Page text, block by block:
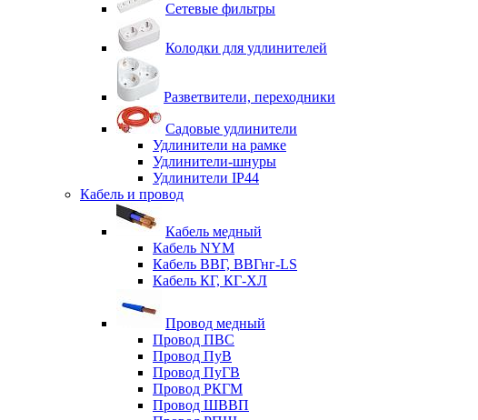
Сетевые фильтры
Колодки для удлинителей
Разветвители, переходники
Садовые удлинители
Удлинители на рамке
Удлинители-шнуры
Удлинители IP44
Кабель и провод
Кабель медный
Кабель NYM
Кабель ВВГ, ВВГнг-LS
Кабель КГ, КГ-ХЛ
Провод медный
Провод ПВС
Провод ПуВ
Провод ПуГВ
Провод РКГМ
Провод ШВВП